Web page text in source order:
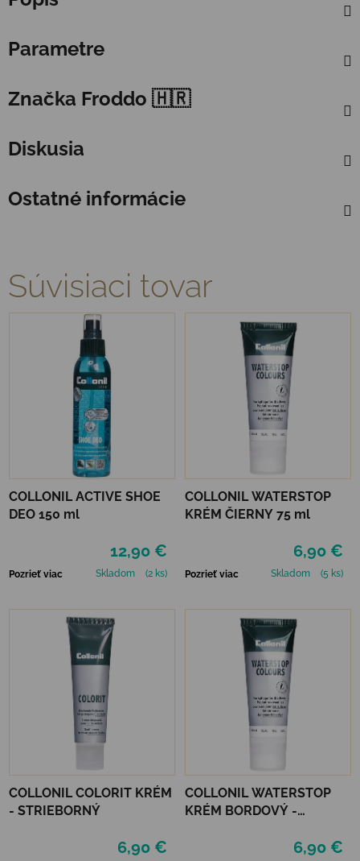
Parametre
Značka Froddo 🇭🇷
Diskusia
Ostatné informácie
Súvisiaci tovar
COLLONIL ACTIVE SHOE
DEO 150 ml
12,90 €
Pozrieť viac Skladom (2 ks)
COLLONIL WATERSTOP
KRÉM ČIERNY 75 ml
6,90 €
Pozrieť viac Skladom (5 ks)
COLLONIL COLORIT KRÉM
- STRIEBORNÝ
6,90 €
COLLONIL WATERSTOP
KRÉM BORDOVÝ -
6,90 €